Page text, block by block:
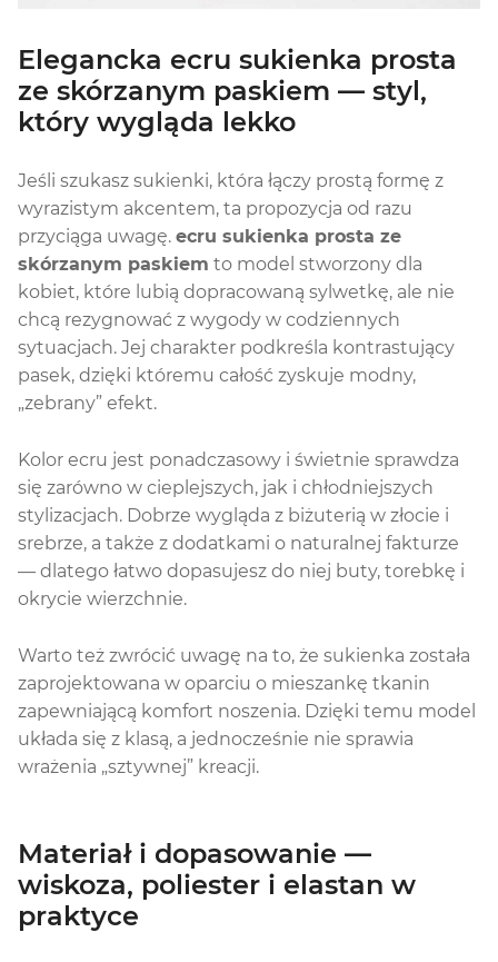
Elegancka ecru sukienka prosta
ze skórzanym paskiem — styl,
który wygląda lekko
Jeśli szukasz sukienki, która łączy prostą formę z
wyrazistym akcentem, ta propozycja od razu
przyciąga uwagę. ecru sukienka prosta ze
skórzanym paskiem to model stworzony dla
kobiet, które lubią dopracowaną sylwetkę, ale nie
chcą rezygnować z wygody w codziennych
sytuacjach. Jej charakter podkreśla kontrastujący
pasek, dzięki któremu całość zyskuje modny,
„zebrany” efekt.
Kolor ecru jest ponadczasowy i świetnie sprawdza
się zarówno w cieplejszych, jak i chłodniejszych
stylizacjach. Dobrze wygląda z biżuterią w złocie i
srebrze, a także z dodatkami o naturalnej fakturze
— dlatego łatwo dopasujesz do niej buty, torebkę i
okrycie wierzchnie.
Warto też zwrócić uwagę na to, że sukienka została
zaprojektowana w oparciu o mieszankę tkanin
zapewniającą komfort noszenia. Dzięki temu model
układa się z klasą, a jednocześnie nie sprawia
wrażenia „sztywnej” kreacji.
Materiał i dopasowanie —
wiskoza, poliester i elastan w
praktyce